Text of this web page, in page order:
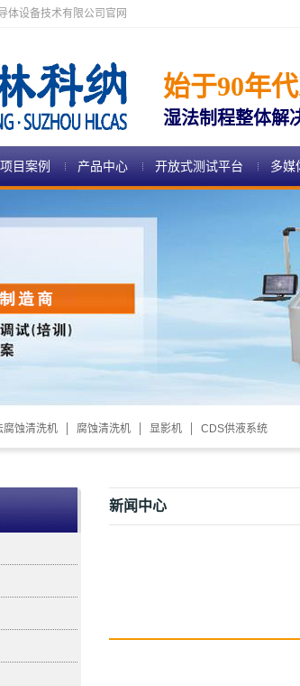
体设备技术有限公司官网
始于90年
湿法制程整体解
项目案例 产品中心 开放式测试平台 多媒
腐蚀清洗机 腐蚀清洗机 显影机 CDS供液系统
新闻中心